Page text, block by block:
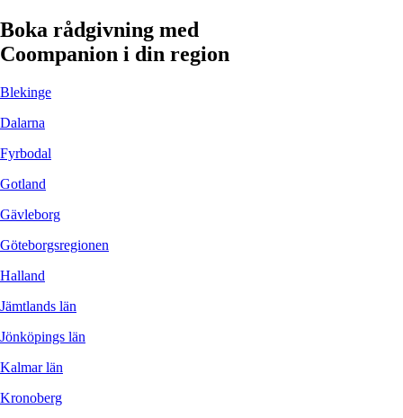
Boka rådgivning med
Coompanion i din region
Blekinge
Dalarna
Fyrbodal
Gotland
Gävleborg
Göteborgsregionen
Halland
Jämtlands län
Jönköpings län
Kalmar län
Kronoberg